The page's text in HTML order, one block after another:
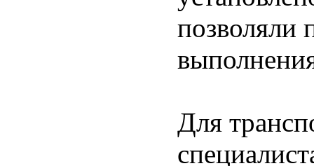
позволяли
Для